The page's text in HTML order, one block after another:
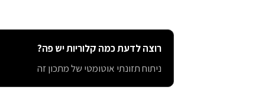
רוצה לדעת כמה קלוריות יש פה?
ניתוח תזונתי אוטומטי של מתכון זה